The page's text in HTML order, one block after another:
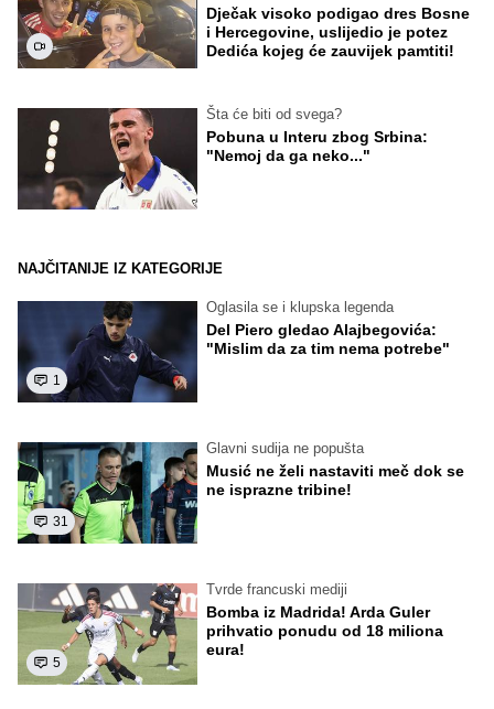
Dječak visoko podigao dres Bosne
i Hercegovine, uslijedio je potez
Dedića kojeg će zauvijek pamtiti!
Šta će biti od svega?
Pobuna u Interu zbog Srbina:
"Nemoj da ga neko..."
NAJČITANIJE IZ KATEGORIJE
1
Oglasila se i klupska legenda
Del Piero gledao Alajbegovića:
"Mislim da za tim nema potrebe"
31
Glavni sudija ne popušta
Musić ne želi nastaviti meč dok se
ne isprazne tribine!
5
Tvrde francuski mediji
Bomba iz Madrida! Arda Guler
prihvatio ponudu od 18 miliona
eura!